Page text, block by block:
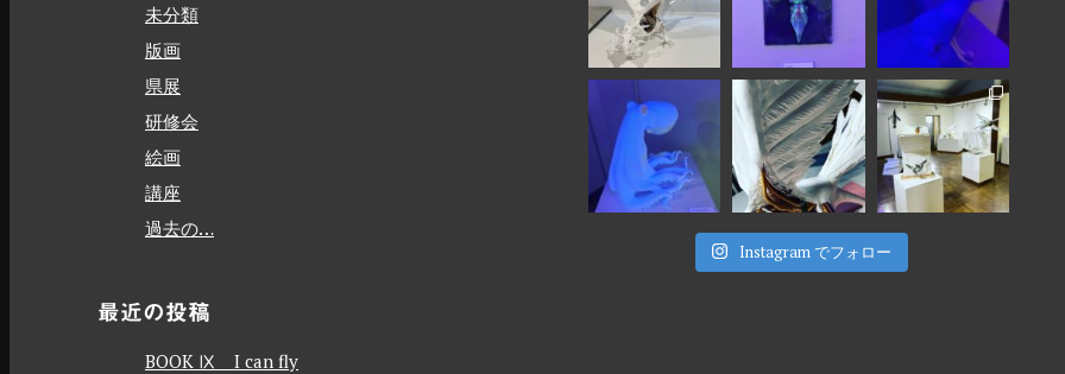
未分類
版画
県展
研修会
絵画
講座
過去の…
最近の投稿
BOOK Ⅸ I can fly
Instagram でフォロー